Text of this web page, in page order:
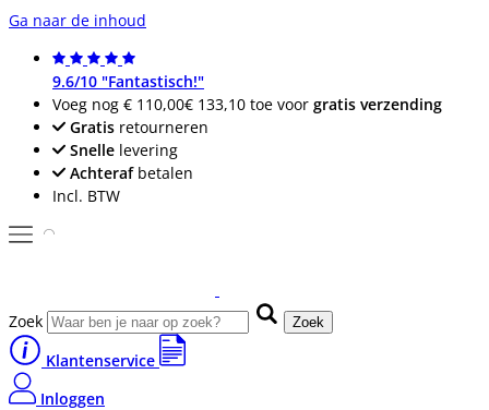
Ga naar de inhoud
9.6/10 "Fantastisch!"
Voeg nog € 110,00€ 133,10 toe voor gratis verzending
Gratis retourneren
Snelle levering
Achterafbetalen
Incl. BTW
Zoek Zoek
Klantenservice
Inloggen